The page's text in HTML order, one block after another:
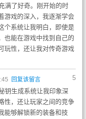
满了好奇。刚开始的时
游戏的深入，我逐渐学会
个系统让我明白，即使是
也能在游戏中找到自己的
玩性，还让我对传奇游戏
5
回复该留言
钥生成系统让我印象深
性，还让玩家之间的竞争
能够解锁新的装备和技